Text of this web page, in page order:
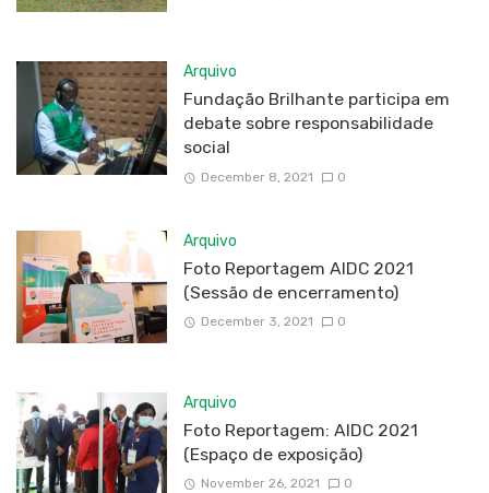
Arquivo
Fundação Brilhante participa em
debate sobre responsabilidade
social
December 8, 2021 0
Arquivo
Foto Reportagem AIDC 2021
(Sessão de encerramento)
December 3, 2021 0
Arquivo
Foto Reportagem: AIDC 2021
(Espaço de exposição)
November 26, 2021 0